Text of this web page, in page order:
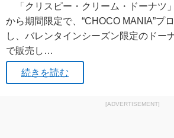
「クリスピー・クリーム・ドーナツ
から期間限定で、“CHOCO MANIA”プ
し、バレンタインシーズン限定のドー
で販売し…
続きを読む
[ADVERTISEMENT]